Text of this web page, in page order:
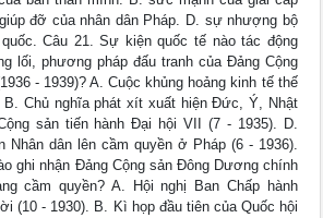
đỡ của nhân dân Pháp. D. sự nhượng bộ
Câu 21. Sự kiện quốc tế nào tác động
lối, phương pháp đấu tranh của Đảng Cộng
- 1939)? A. Cuộc khủng hoảng kinh tế thế
B. Chủ nghĩa phát xít xuất hiện Đức, Ý, Nhật
sản tiến hành Đại hội VII (7 - 1935). D.
Nhân dân lên cầm quyền ở Pháp (6 - 1936).
ghi nhận Đảng Cộng sản Đông Dương chính
cầm quyền? A. Hội nghị Ban Chấp hành
(10 - 1930). B. Kì họp đầu tiên của Quốc hội